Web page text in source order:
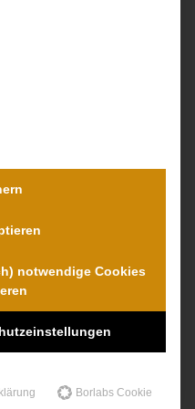
notwendige Cookies
Borlabs Cookie